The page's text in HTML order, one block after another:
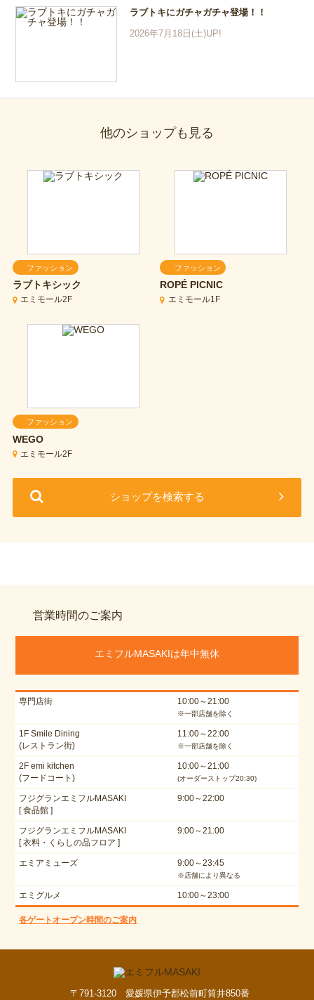
ラブトキにガチャガチャ登場！！
2026年7月18日(土)UP!
他のショップも見る
ファッション
ラブトキシック
エミモール2F
ファッション
ROPÉ PICNIC
エミモール1F
ファッション
WEGO
エミモール2F
ショップを検索する
営業時間のご案内
エミフルMASAKIは年中無休
専門店街 10:00～21:00
※一部店舗を除く
1F Smile Dining
(レストラン街)
11:00～22:00
※一部店舗を除く
2F emi kitchen
(フードコート)
10:00～21:00
(オーダーストップ20:30)
フジグランエミフルMASAKI
[ 食品館 ]
9:00～22:00
フジグランエミフルMASAKI
[ 衣料・くらしの品フロア ]
9:00～21:00
エミアミューズ 9:00～23:45
※店舗により異なる
エミグルメ 10:00～23:00
各ゲートオープン時間のご案内
〒791-3120 愛媛県伊予郡松前町筒井850番